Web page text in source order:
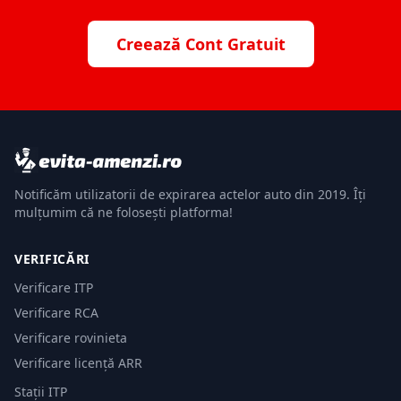
Creează Cont Gratuit
Notificăm utilizatorii de expirarea actelor auto din 2019. Îți
mulțumim că ne folosești platforma!
VERIFICĂRI
Verificare ITP
Verificare RCA
Verificare rovinieta
Verificare licență ARR
Stații ITP